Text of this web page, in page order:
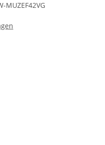
MUZEF42VG